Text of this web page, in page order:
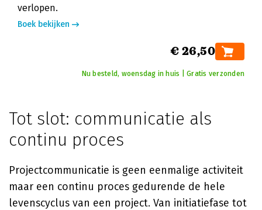
verlopen.
Boek bekijken
€ 26,50
Nu besteld, woensdag in huis | Gratis verzonden
Tot slot: communicatie als
continu proces
Projectcommunicatie is geen eenmalige activiteit
maar een continu proces gedurende de hele
levenscyclus van een project. Van initiatiefase tot